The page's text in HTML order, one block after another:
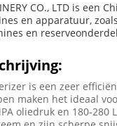
CO., LTD is
en apparatuur,
en
is een zeer
maken het ideaal
oliedruk en 180-